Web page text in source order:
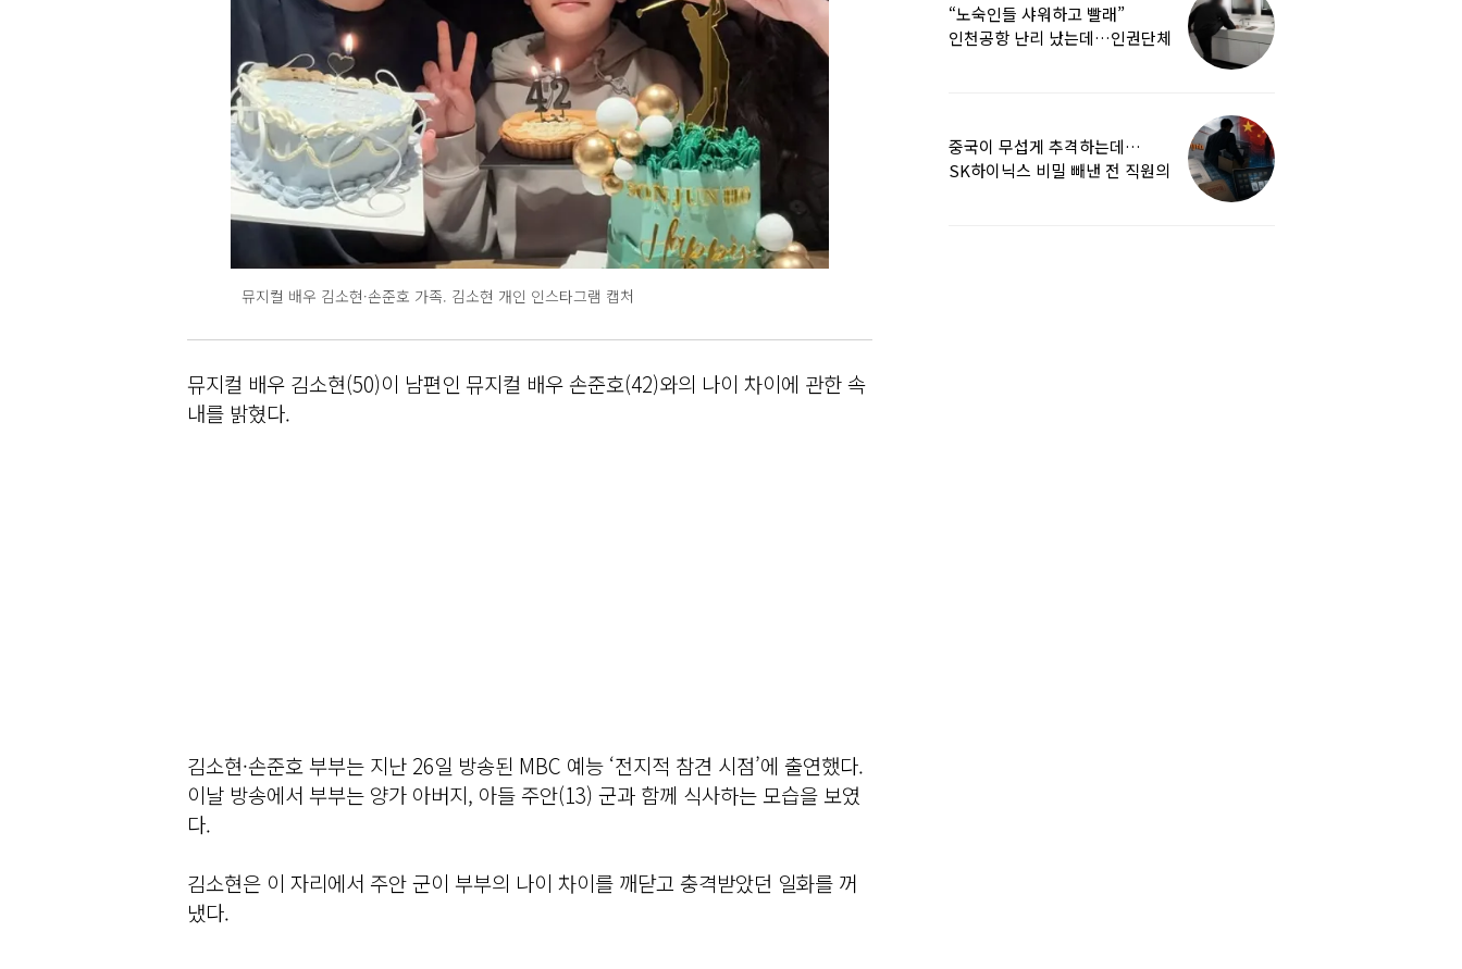
뮤지컬 배우 김소현·손준호 가족. 김소현 개인 인스타그램 캡처
뮤지컬 배우 김소현(50)이 남편인 뮤지컬 배우 손준호(42)와의 나이 차이에 관한 속
내를 밝혔다.
김소현·손준호 부부는 지난 26일 방송된 MBC 예능 ‘전지적 참견 시점’에 출연했다.
이날 방송에서 부부는 양가 아버지, 아들 주안(13) 군과 함께 식사하는 모습을 보였
다.
김소현은 이 자리에서 주안 군이 부부의 나이 차이를 깨닫고 충격받았던 일화를 꺼
냈다.
“노숙인들 샤워하고 빨래”
인천공항 난리 났는데…인권단체
중국이 무섭게 추격하는데…
SK하이닉스 비밀 빼낸 전 직원의